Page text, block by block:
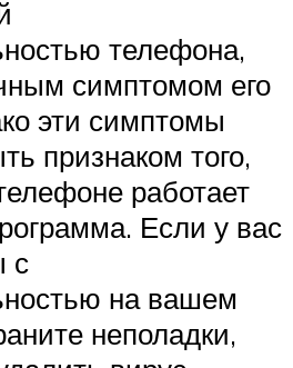
телефона,
симптомом его
эти симптомы
признаком того,
работает
Если у вас
с
на вашем
неполадки,